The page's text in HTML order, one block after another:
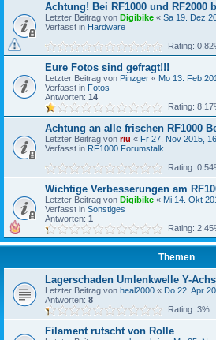
Achtung! Bei RF1000 und RF2000
Letzter Beitrag von Digibike « Sa 19. Dez
Verfasst in Hardware
Rating:
Eure Fotos sind gefragt!!!
Letzter Beitrag von Pinzger « Mo 13. Feb
Verfasst in Fotos
Antworten: 14
Rating:
Achtung an alle frischen RF1000
Letzter Beitrag von riu « Fr 27. Nov 2015,
Verfasst in RF1000 Forumstalk
Rating:
Wichtige Verbesserungen am
Letzter Beitrag von Digibike « Mi 14. Okt
Verfasst in Sonstiges
Antworten: 1
Rating:
Themen
Lagerschaden Umlenkwelle Y-
Letzter Beitrag von heal2000 « Do 22. Apr
Antworten: 8
Rating: 3%
Filament rutscht von Rolle